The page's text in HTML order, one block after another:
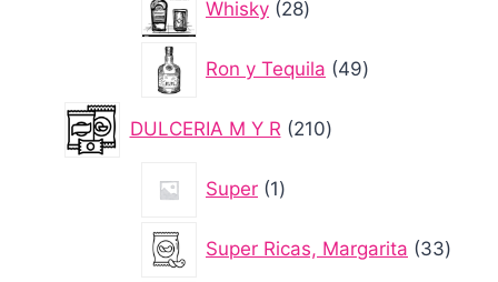
Whisky 28
productos
Ron y Tequila
49
49
productos
DULCERIA M Y R 210
210
productos
Super 1
1
producto
Super Ricas, Margarita
33
33